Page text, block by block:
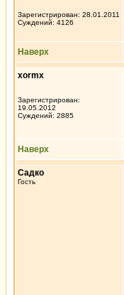
Зарегистрирован: 28.01.2011
Суждений: 4126
Наверх
xormx
Зарегистрирован:
19.05.2012
Суждений: 2885
Наверх
Садко
Гость